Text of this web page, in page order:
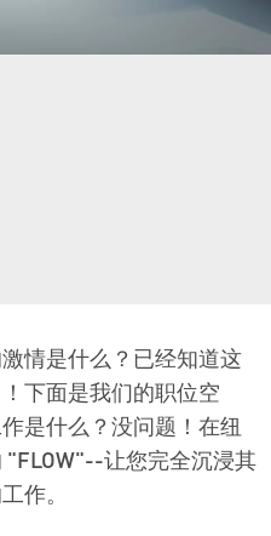
下面是我们的职位空
是什么？没问题！在纽
让您完全沉浸其
作。